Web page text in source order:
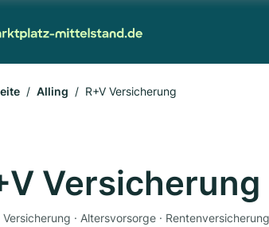
Alling R+V Versicherung
Versicherung
Versicherung · Altersvorsorge ·